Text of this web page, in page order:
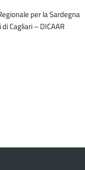
per la Sardegna
Cagliari – DICAAR